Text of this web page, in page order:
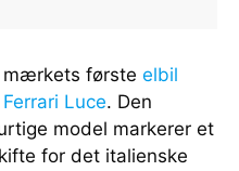
mærkets første elbil
Ferrari Luce. Den
model markerer et
for det italienske